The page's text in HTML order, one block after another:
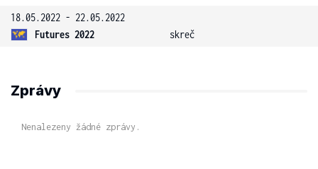
18.05.2022 - 22.05.2022
Futures 2022
skreč
Zprávy
Nenalezeny žádné zprávy.